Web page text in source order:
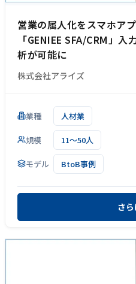
営業の属人化をスマホア
「GENIEE SFA/CRM」
析が可能に
株式会社アライズ
業種 人材業
規模 11～50人
モデル BtoB事例
さ